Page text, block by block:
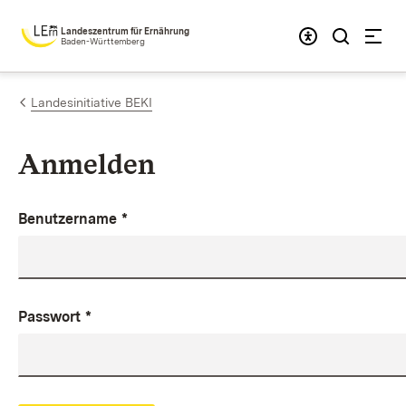
Zum Inhalt springen
Landeszentrum für Ernährung
Baden-Württemberg
Landesinitiative BEKI
Anmelden
Benutzername *
Passwort *